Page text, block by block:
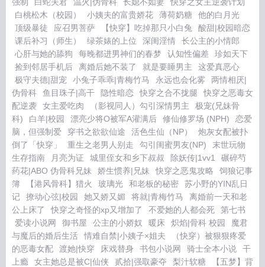
白桃松木（校园）
小姨夫的富贵娇花 薄荷奶糖
他的白月光
顶级暴徒
应召男菩萨 【快穿】吃掉那只小白兔
酸甜|校园暗恋
课后补习（师生）
绿茶婊的上位 深闺淫情
长公主的小情郎
心肝与她的舔狗
每晚都进男神们的春梦 认知性偏差
珍如天下
捡到邻居手机后
离婚后她不装了 就是要睡男主
这爱真恶心
极守夫德|甜宠
小兔子乖乖|青梅竹马 永远也会化雾
两情相厌|
伪骨科
鱼目珠子|高干 隐性暗恋 快穿之合不拢腿
快穿之恶毒女
配逆袭
女主爱吃肉 （影视同人）勾引深情男主
极宠(兄妹骨
科)
白羊|校园 漂亮少将O被军A灌满后 修仙修罗场 (NPH)
恋爱
脑，但强制爱
穿书之欲欲仙途 活色生仙（NP）
炮灰女配被扑
倒了「快穿」
重生之老男人别走 勾引闺蜜男友(NP)
末世玩物
生存指南
月亮为证 城里侄女和乡下叔叔 除妖传|1vv1
碾碎芍
药花|ABO 伪骨科兄妹
娇生惯养|兄妹 快穿之恶鬼攻略
饲狼记事
簿
【港风骨科】猎火 玻璃光 和老板的秘密
苏小野的YIN乱日
记
撩动心弦|校园 她又娇又媚 将就|青梅竹马
离婚前一天和老
公上床了
快穿之奇怪的xp又增加了 不爱她的人都会死
第七书
爱读小说网
御书屋 公主的小娇奴 暖床 炽焰|骨科 校园
魔君
与魔后的婚后生活
情难自禁|小姨子×姐夫
（快穿）被狠狠疼爱
的恶毒女配
渡她|快穿 床戏替身 书包小说网 骑士全本小说
干
上瘾
女主她总是被C|仙侠 贰拾|强取豪夺 梨汁软糖
【五梦】背